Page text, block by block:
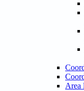
Area